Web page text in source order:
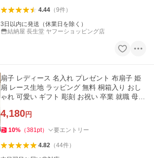
4.44（9件）
3日以内に発送（休業日を除く）
結納屋 長生堂 ヤフーショッピング店
扇子 レディース 名入れ プレゼント 布扇子 姫
扇 レース生地 ラッピング 無料 桐箱入り おし
ゃれ 可愛い ギフト 彫刻 お祝い 卒業 就職 母の
4,180円
10% （381pt） 要エントリー
4.82（44件）